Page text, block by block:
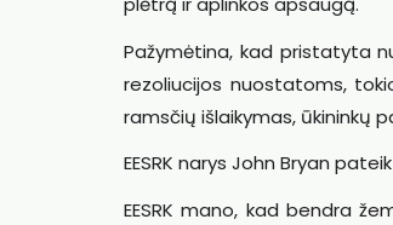
Pažymėtina, kad pristatyta
rezoliucijos nuostatoms,
ramsčių išlaikymas, ūkininkų
EESRK narys John Bryan
EESRK mano, kad bendra